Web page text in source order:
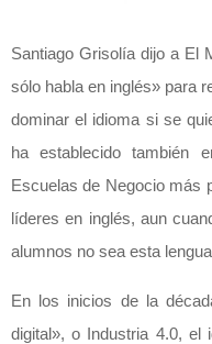
Santiago Grisolía dijo a El
sólo habla en inglés» para
dominar el idioma si se
ha establecido también
Escuelas de Negocio más
líderes en inglés, aun
alumnos no sea esta
En los inicios de la
digital», o Industria 4.0, el